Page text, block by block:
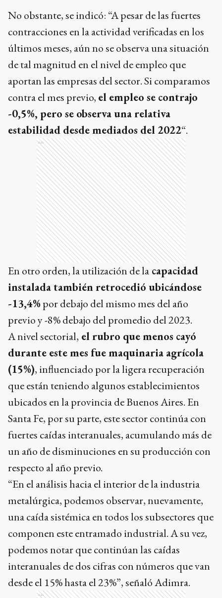
No obstante, se indicó: “A pesar de las fuertes
contracciones en la actividad verificadas en los
últimos meses, aún no se observa una situación
de tal magnitud en el nivel de empleo que
aportan las empresas del sector. Si comparamos
contra el mes previo, el empleo se contrajo
-0,5%, pero se observa una relativa
estabilidad desde mediados del 2022“.
Ads
En otro orden, la utilización de la capacidad
instalada también retrocedió ubicándose
-13,4%por debajo del mismo mes del año
previo y -8% debajo del promedio del 2023.
A nivel sectorial, el rubro que menos cayó
durante este mes fue maquinaria agrícola
(15%), influenciado por la ligera recuperación
que están teniendo algunos establecimientos
ubicados en la provincia de Buenos Aires. En
Santa Fe, por su parte, este sector continúa con
fuertes caídas interanuales, acumulando más de
un año de disminuciones en su producción con
respecto al año previo.
“En el análisis hacia el interior de la industria
metalúrgica, podemos observar, nuevamente,
una caída sistémica en todos los subsectores que
componen este entramado industrial. A su vez,
podemos notar que continúan las caídas
interanuales de dos cifras con números que van
desde el 15% hasta el 23%”, señaló Adimra.
Ads